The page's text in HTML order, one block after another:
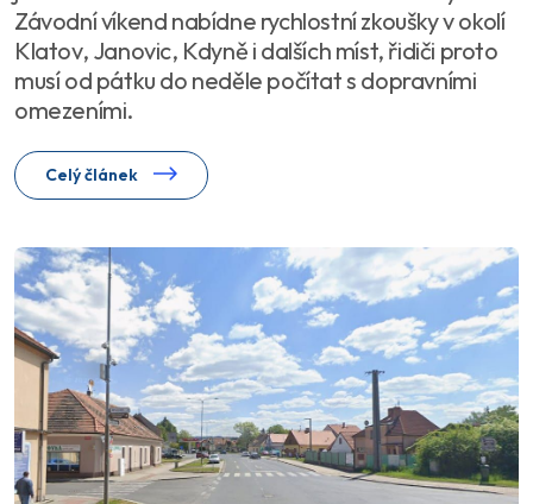
Závodní víkend nabídne rychlostní zkoušky v okolí
Klatov, Janovic, Kdyně i dalších míst, řidiči proto
musí od pátku do neděle počítat s dopravními
omezeními.
Celý článek